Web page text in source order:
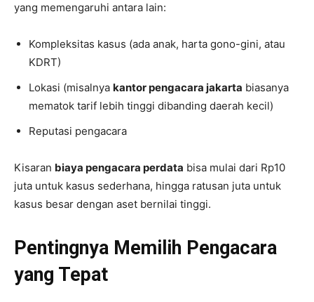
yang memengaruhi antara lain:
Kompleksitas kasus (ada anak, harta gono-gini, atau
KDRT)
Lokasi (misalnya kantor pengacara jakarta biasanya
mematok tarif lebih tinggi dibanding daerah kecil)
Reputasi pengacara
Kisaran biaya pengacara perdata bisa mulai dari Rp10
juta untuk kasus sederhana, hingga ratusan juta untuk
kasus besar dengan aset bernilai tinggi.
Pentingnya Memilih Pengacara
yang Tepat